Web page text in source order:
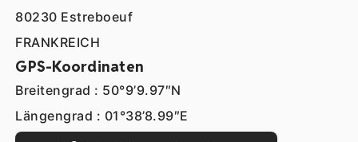
80230 Estreboeuf
FRANKREICH
GPS-Koordinaten
Breitengrad : 50°9’9.97″N
Längengrad : 01°38’8.99″E